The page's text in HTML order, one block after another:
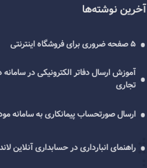
آخرین نوشته‌ها
5 صفحه ضروری برای فروشگاه اینترنتی
آموزش ارسال دفاتر الکترونیکی در سامانه
تجاری
ارسال صورتحساب پیمانکاری به سامانه
راهنمای انبارداری در حسابداری آنلاین